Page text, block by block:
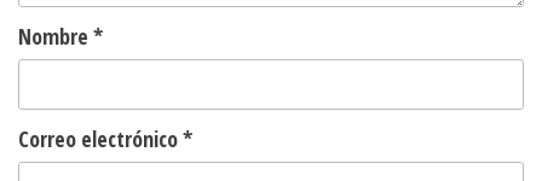
Nombre *
Correo electrónico*